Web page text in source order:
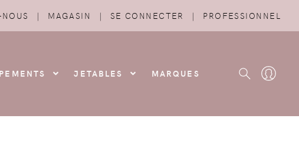
| MAGASIN | SE CONNECTER | PROFESSIONNEL
JETABLES MARQUES